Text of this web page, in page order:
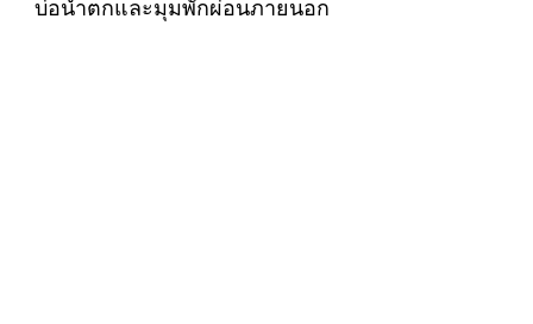
บ่อน้ำตกและมุมพักผ่อนภายนอก